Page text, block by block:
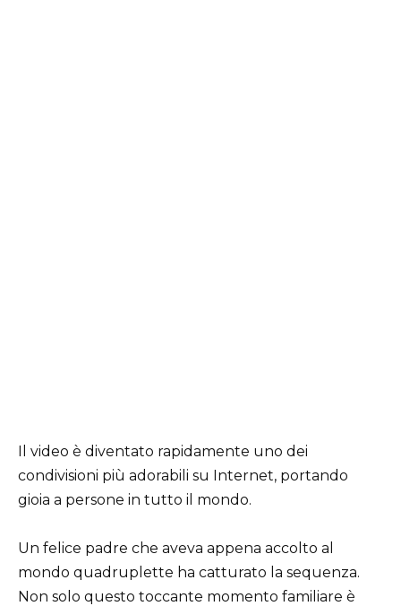
Il video è diventato rapidamente uno dei
condivisioni più adorabili su Internet, portando
gioia a persone in tutto il mondo.
Un felice padre che aveva appena accolto al
mondo quadruplette ha catturato la sequenza.
Non solo questo toccante momento familiare è